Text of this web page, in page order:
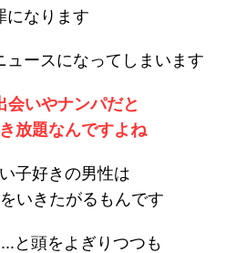
になります
ュースになってしまいます
会いやナンパだと
放題なんですよね
子好きの男性は
いきたがるもんです
と頭をよぎりつつも